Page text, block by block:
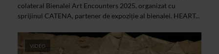
colateral Bienalei Art Encounters 2025, organizat cu
sprijinul CATENA, partener de expoziție al bienalei. HEART...
VIDEO